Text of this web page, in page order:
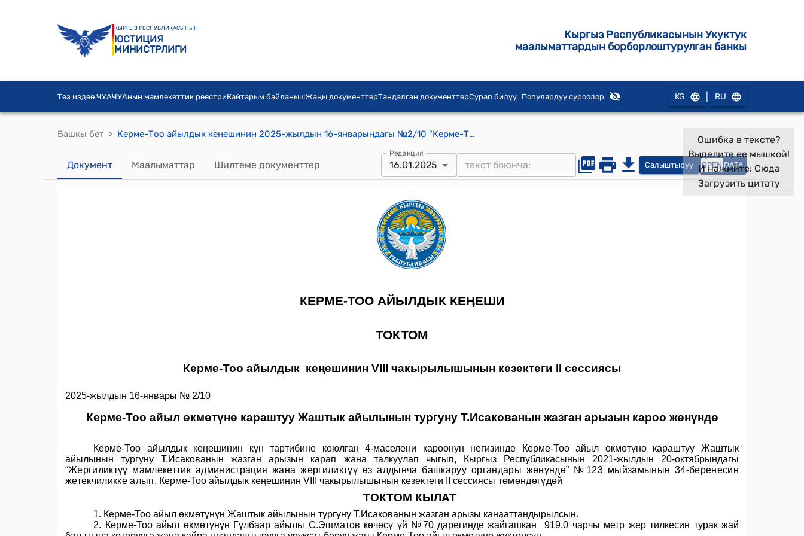
КЫРГЫЗ РЕСПУБЛИКАСЫНЫН
ЮСТИЦИЯ
МИНИСТРЛИГИ
Кыргыз Республикасынын Укуктук
маалыматтардын борборлоштурулган банкы
Тез издөө ЧУАЧУАнын мамлекеттик реестриКайтарым байланышЖаңы документтерТандалган документтерСурап билүү Популярдуу суроолор KG RU
Башкы бет › Керме-Тоо айылдык кеңешинин 2025-жылдын 16-январындагы №2/10 "Керме-Тоо айыл өкмөтүнө караштуу Жаштык айылынын тургуну Т.Исакованын жазган арызын кароо жөнүндө" токтому.
Документ Маалыматтар Шилтеме документтер
Редакция
16.01.2025 Салыштыруу OPEN DATA
Ошибка в тексте?
Выделите ее мышкой!
И нажмите: Сюда
Загрузить цитату